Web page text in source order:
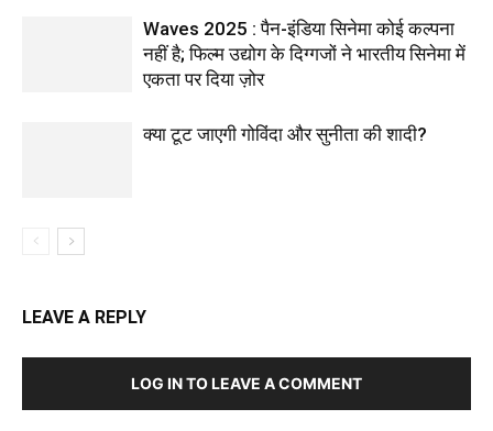
Waves 2025 : पैन-इंडिया सिनेमा कोई कल्पना
नहीं है; फिल्म उद्योग के दिग्गजों ने भारतीय सिनेमा में
एकता पर दिया ज़ोर
क्या टूट जाएगी गोविंदा और सुनीता की शादी?
LEAVE A REPLY
LOG IN TO LEAVE A COMMENT